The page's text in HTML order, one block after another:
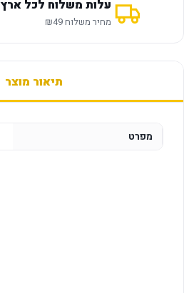
עלות משלוח לכל ארץ
מחיר משלוח ₪49
תיאור מוצר
מפרט